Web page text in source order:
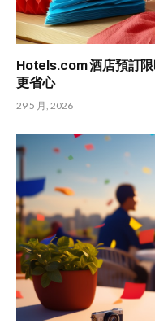
Hotels.com 酒店預訂
更省心
29 5 月, 2026